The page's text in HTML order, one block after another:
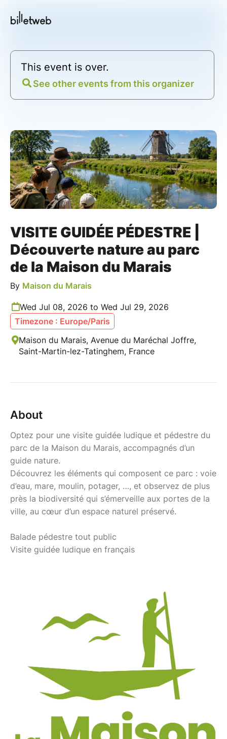
This event is over.
See other events from this organizer
VISITE GUIDÉE PÉDESTRE |
Découverte nature au parc
de la Maison du Marais
By Maison du Marais
Wed Jul 08, 2026 to Wed Jul 29, 2026
Timezone : Europe/Paris
Maison du Marais, Avenue du Maréchal Joffre,
Saint-Martin-lez-Tatinghem, France
About
Optez pour une visite guidée ludique et pédestre du
parc de la Maison du Marais, accompagnés d’un
guide nature.
Découvrez les éléments qui composent ce parc : voie
d’eau, mare, moulin, potager, …, et observez de plus
près la biodiversité qui s’émerveille aux portes de la
ville, au cœur d’un espace naturel préservé.
Balade pédestre tout public
Visite guidée ludique en français